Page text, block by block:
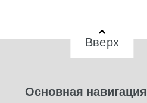
Вверх
Основная навигация